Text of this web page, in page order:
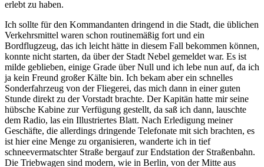
erlebt zu haben.
Ich sollte für den Kommandanten dringend in die Stadt, die üblichen
Verkehrsmittel waren schon routinemäßig fort und ein
Bordflugzeug, das ich leicht hätte in diesem Fall bekommen können,
konnte nicht starten, da über der Stadt Nebel gemeldet war. Es ist
milde geblieben, einige Grade über Null und ich lebe nun auf, da ich
ja kein Freund großer Kälte bin. Ich bekam aber ein schnelles
Sonderfahrzeug von der Fliegerei, das mich dann in einer guten
Stunde direkt zu der Vorstadt brachte. Der Kapitän hatte mir seine
hübsche Kabine zur Verfügung gestellt, da saß ich dann, lauschte
dem Radio, las ein Illustriertes Blatt. Nach Erledigung meiner
Geschäfte, die allerdings dringende Telefonate mit sich brachten, es
ist hier eine Menge zu organisieren, wanderte ich in tief
schneevermatschter Straße bergauf zur Endstation der Straßenbahn.
Die Triebwagen sind modern, wie in Berlin, von der Mitte aus